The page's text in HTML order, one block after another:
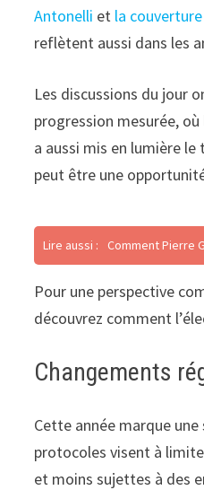
Antonelli et la
reflètent aussi dans les
Les discussions du jour
progression mesurée,
a aussi mis en lumière
peut être une
Lire aussi : Comment Pierre
Pour une perspective
découvrez comment
Changements
Cette année marque
protocoles visent à
et moins sujettes à des